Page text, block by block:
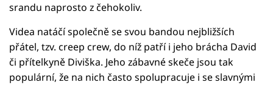
srandu naprosto z čehokoliv.
Videa natáčí společně se svou bandou nejbližších
přátel, tzv. creep crew, do níž patří i jeho brácha David
či přítelkyně Diviška. Jeho zábavné skeče jsou tak
populární, že na nich často spolupracuje i se slavnými